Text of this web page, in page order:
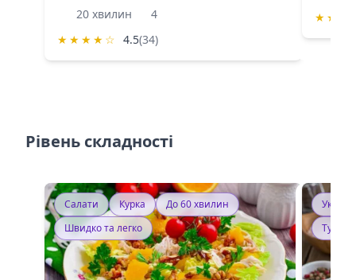
20 хвилин
4
★ ★ ★ ★ ☆ 4.5(34)
★ ★
Рівень складності
Салати Курка
До 60 хвилин
Швидко та легко